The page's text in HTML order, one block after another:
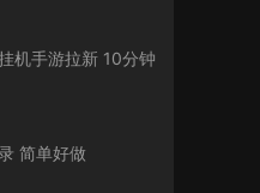
机手游拉新 10分钟
纯登录 简单好做